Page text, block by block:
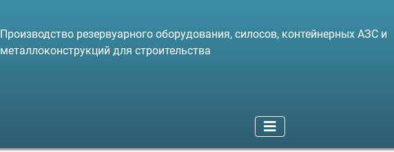
Производство резервуарного оборудования, силосов, контейнерных АЗС и
металлоконструкций для строительства